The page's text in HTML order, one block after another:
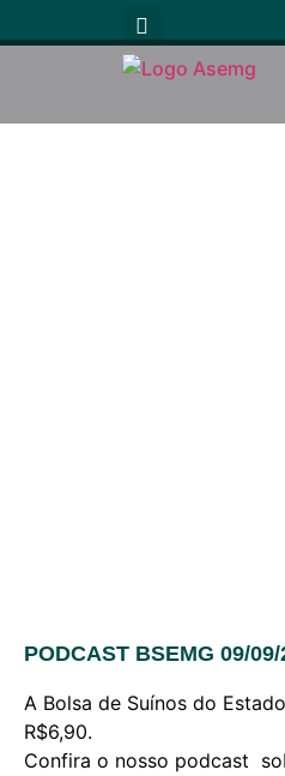
PODCAST BSEMG 09/09/
A Bolsa de Suínos do
R$6,90.
Confira o nosso podcast